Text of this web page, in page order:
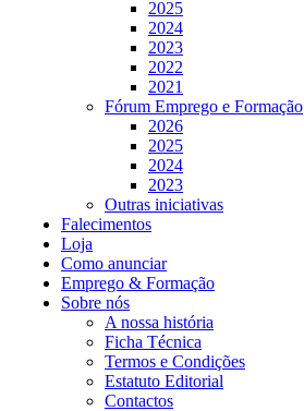
2025
2024
2023
2022
2021
Fórum Emprego e Formação
2026
2025
2024
2023
Outras iniciativas
Falecimentos
Loja
Como anunciar
Emprego & Formação
Sobre nós
A nossa história
Ficha Técnica
Termos e Condições
Estatuto Editorial
Contactos